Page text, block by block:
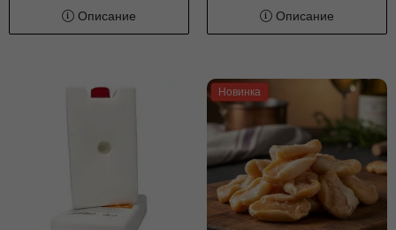
Описание Описание
Новинка